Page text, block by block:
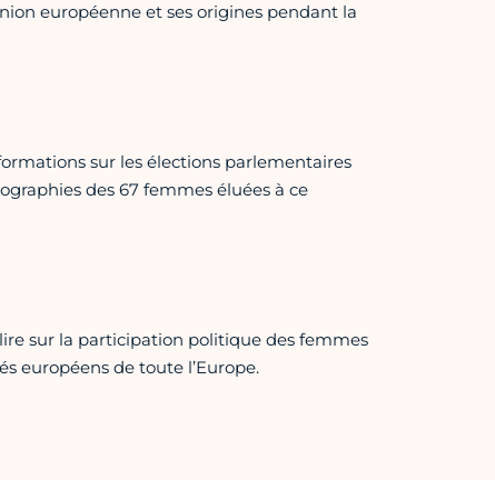
européenne et ses origines pendant la
sur les élections parlementaires
des 67 femmes éluées à ce
sur la participation politique des femmes
européens de toute l’Europe.